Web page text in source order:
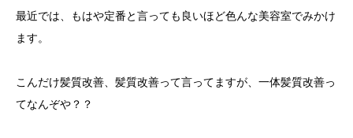
最近では、もはや定番と言っても良いほど色んな美容室でみかけ
ます。
こんだけ髪質改善、髪質改善って言ってますが、一体髪質改善っ
てなんぞや？？